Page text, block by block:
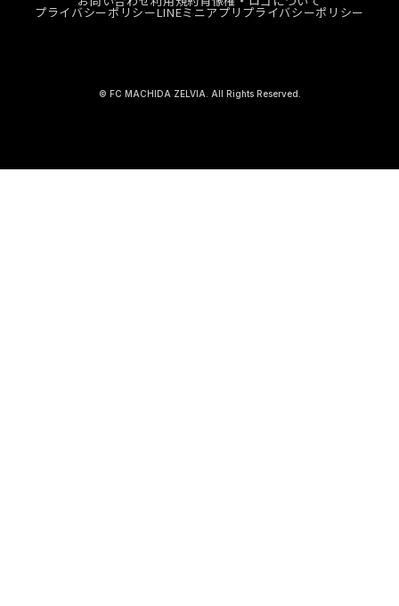
プライバシーポリシーLINEミニアプリプライバシーポリシー
© FC MACHIDA ZELVIA. All Rights Reserved.